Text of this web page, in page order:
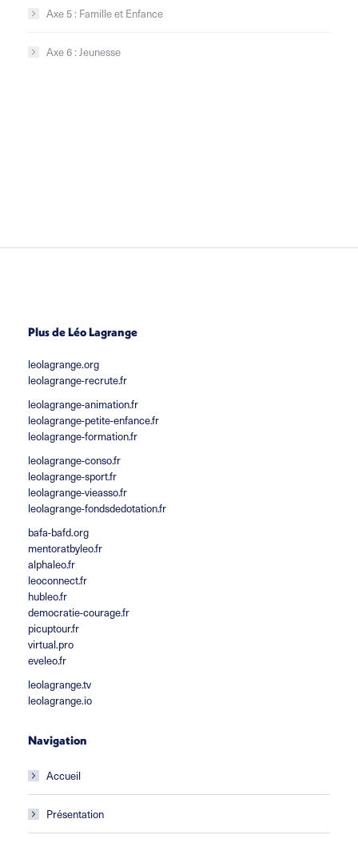
Axe 5 : Famille et Enfance
Axe 6 : Jeunesse
Plus de Léo Lagrange
leolagrange.org
leolagrange-recrute.fr
leolagrange-animation.fr
leolagrange-petite-enfance.fr
leolagrange-formation.fr
leolagrange-conso.fr
leolagrange-sport.fr
leolagrange-vieasso.fr
leolagrange-fondsdedotation.fr
bafa-bafd.org
mentoratbyleo.fr
alphaleo.fr
leoconnect.fr
hubleo.fr
democratie-courage.fr
picuptour.fr
virtual.pro
eveleo.fr
leolagrange.tv
leolagrange.io
Navigation
Accueil
Présentation